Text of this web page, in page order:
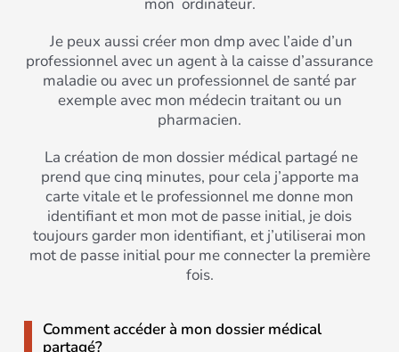
mon ordinateur.
Je peux aussi créer mon dmp avec l’aide d’un
professionnel avec un agent à la caisse d’assurance
maladie ou avec un professionnel de santé par
exemple avec mon médecin traitant ou un
pharmacien.
La création de mon dossier médical partagé ne
prend que cinq minutes, pour cela j’apporte ma
carte vitale et le professionnel me donne mon
identifiant et mon mot de passe initial, je dois
toujours garder mon identifiant, et j’utiliserai mon
mot de passe initial pour me connecter la première
fois.
Comment accéder à mon dossier médical
partagé?